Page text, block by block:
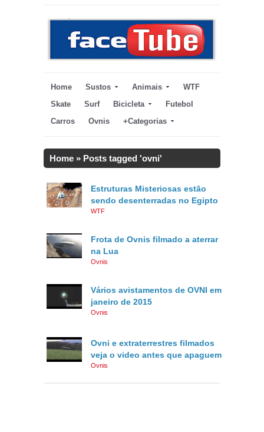
Home Sustos Animais
WTF
Skate
Surf Bicicleta
Futebol
Carros
Ovnis +Categorias
Home » Posts tagged 'ovni'
Estruturas Misteriosas estão
sendo desenterradas no Egipto
WTF
Frota de Ovnis filmado a aterrar
na Lua
Ovnis
Vários avistamentos de OVNI em
janeiro de 2015
Ovnis
Ovni e extraterrestres filmados
veja o video antes que apaguem
Ovnis